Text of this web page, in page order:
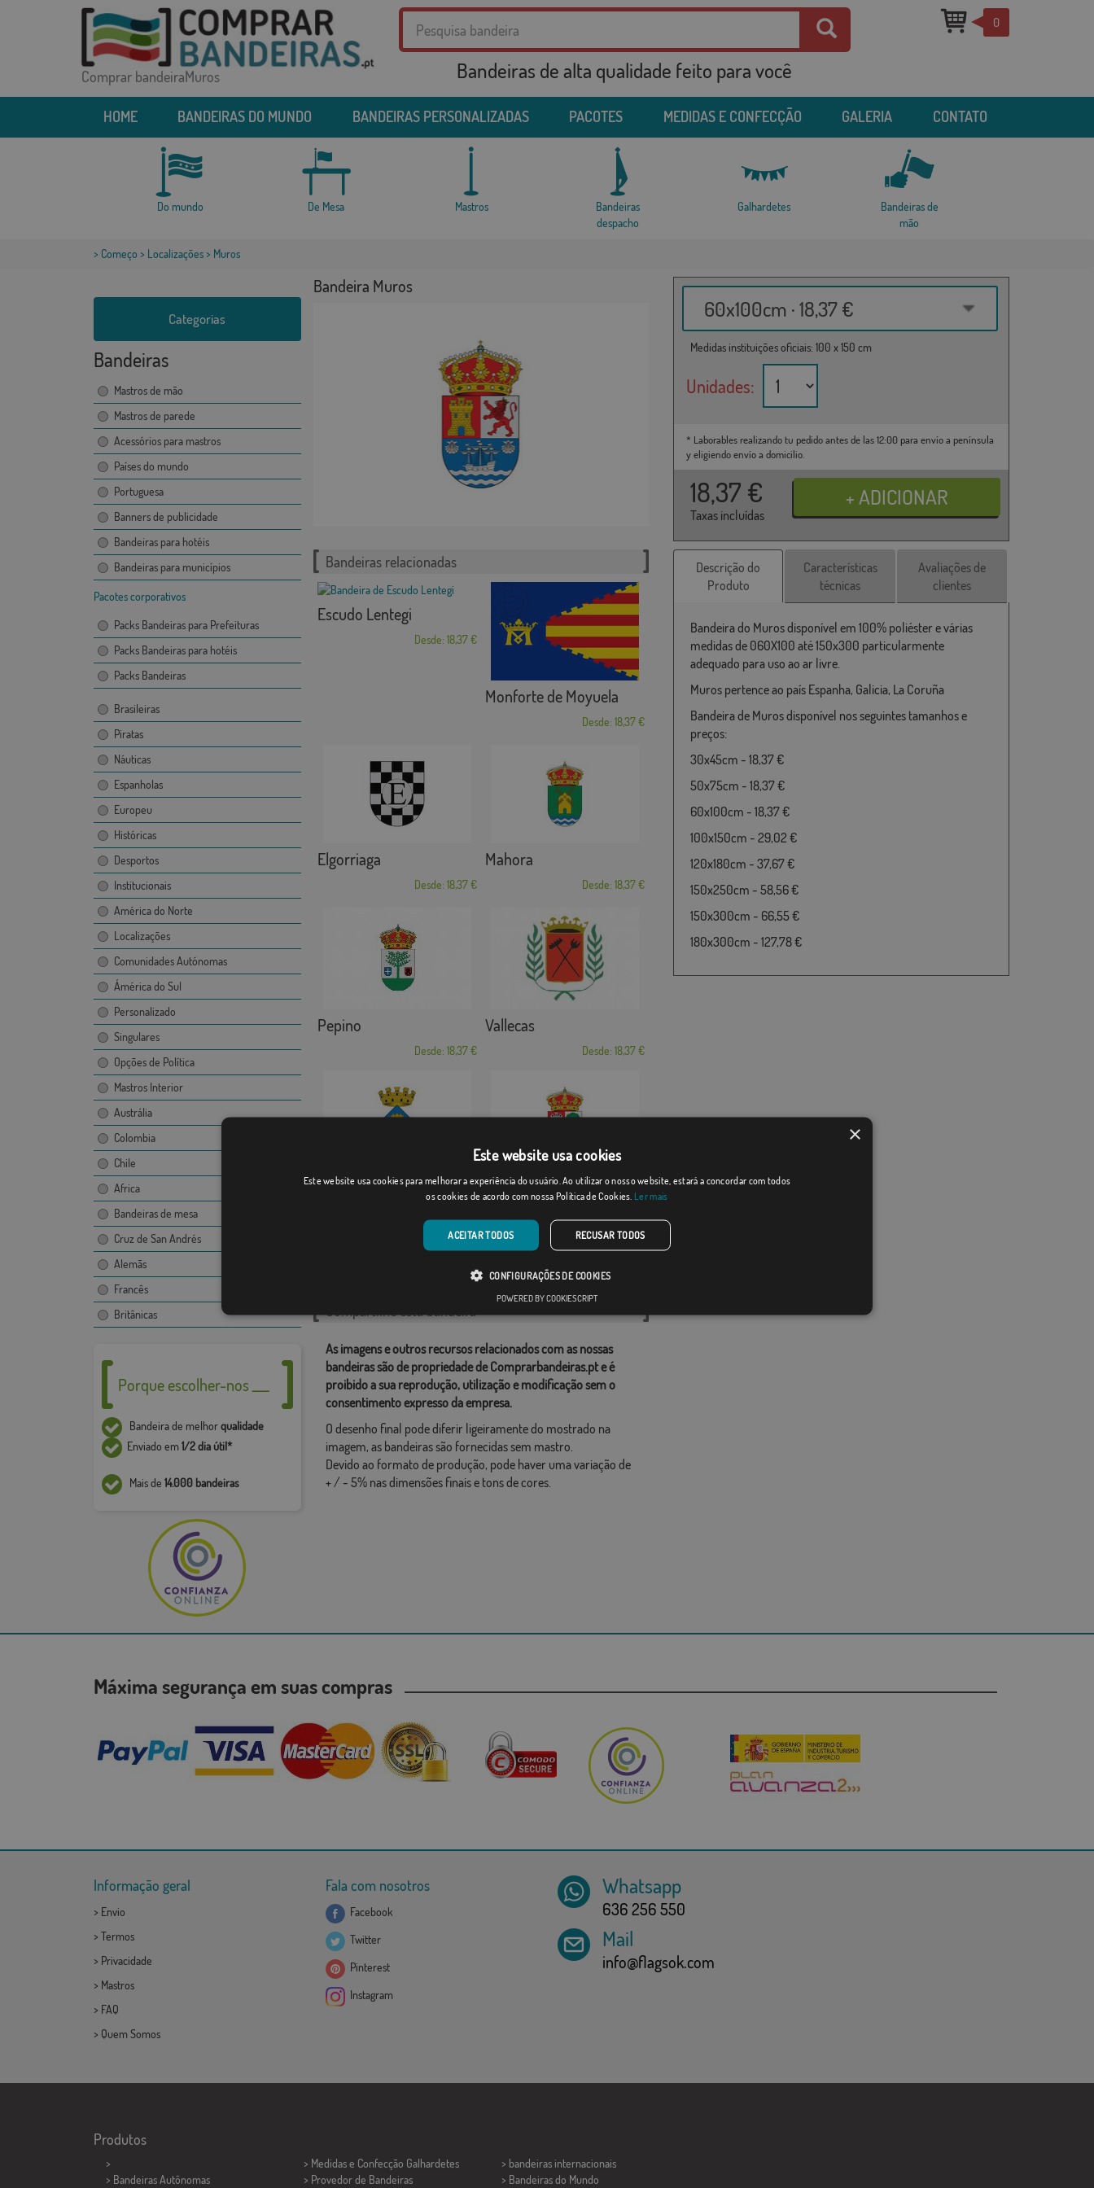
Comprar bandeiraMuros Bandeiras de alta qualidade feito para você
0
HOME BANDEIRAS DO MUNDO BANDEIRAS PERSONALIZADAS PACOTES MEDIDAS E CONFECÇÃO GALERIA CONTATO
Do mundo De Mesa Mastros
Bandeiras
despacho
Galhardetes
Bandeiras de
mão
> Começo > Localizações> Muros
Categorias
Bandeiras
Mastros de mão
Mastros de parede
Acessórios para mastros
Países do mundo
Portuguesa
Banners de publicidade
Bandeiras para hotéis
Bandeiras para municípios
Pacotes corporativos
Packs Bandeiras para Prefeituras
Packs Bandeiras para hotéis
Packs Bandeiras
Brasileiras
Piratas
Náuticas
Espanholas
Europeu
Históricas
Desportos
Institucionais
América do Norte
Localizações
Comunidades Autónomas
Ámérica do Sul
Personalizado
Singulares
Opções de Política
Mastros Interior
Austrália
Colombia
Chile
Africa
Bandeiras de mesa
Cruz de San Andrés
Alemãs
Francês
Britânicas
Porque escolher-nos ___
Bandeira de melhorqualidade
Enviado em1/2 dia útil*
Mais de 14.000 bandeiras
Bandeira Muros
60x100cm · 18,37 €
Medidas instituições oficiais: 100 x 150 cm
Unidades:
* Laborables realizando tu pedido antes de las 12:00 para envío a península
y eligiendo envío a domicilio.
18,37 €
Taxas incluídas
Bandeiras relacionadas
Escudo Lentegi
Desde: 18,37 €
Monforte de Moyuela
Desde: 18,37 €
Elgorriaga
Desde: 18,37 €
Mahora
Desde: 18,37 €
Pepino
Desde: 18,37 €
Vallecas
Desde: 18,37 €
Baix Pallars Rioseco de Tapia
Categorias relacionadas:
Compartilhe esta bandeira
As imagens e outros recursos relacionados com as nossas
bandeiras são de propriedade de Comprarbandeiras.pt e é
proibido a sua reprodução, utilização e modificação sem o
consentimento expresso da empresa.
O desenho final pode diferir ligeiramente do mostrado na
imagem, as bandeiras são fornecidas sem mastro.
Devido ao formato de produção, pode haver uma variação de
+ / - 5% nas dimensões finais e tons de cores.
Descrição do
Produto
Características
técnicas
Avaliações de
clientes
Bandeira do Muros disponível em 100% poliéster e várias
medidas de 060X100 até 150x300 particularmente
adequado para uso ao ar livre.
Muros pertence ao país Espanha, Galicia, La Coruña
Bandeira de Muros disponível nos seguintes tamanhos e
preços:
30x45cm - 18,37 €
50x75cm - 18,37 €
60x100cm - 18,37 €
100x150cm - 29,02 €
120x180cm - 37,67 €
150x250cm - 58,56 €
150x300cm - 66,55 €
180x300cm - 127,78 €
Máxima segurança em suas compras
Informação geral
> Envio
> Termos
> Privacidade
> Mastros
> FAQ
> Quem Somos
Fala com nosotros
Facebook
Twitter
Pinterest
Instagram
Whatsapp
636 256 550
Mail
info@flagsok.com
Produtos
>
> Bandeiras Autônomas
> Medidas e Confecção Galhardetes
> Provedor de Bandeiras
> bandeiras internacionais
> Bandeiras do Mundo
×
Este website usa cookies
Este website usa cookies para melhorar a experiência do usuário. Ao utilizar o nosso website, estará a concordar com todos
os cookies de acordo com nossa Política de Cookies. Ler mais
ACEITAR TODOS RECUSAR TODOS
CONFIGURAÇÕES DE COOKIES
POWERED BY COOKIESCRIPT